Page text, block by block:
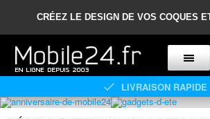
CRÉEZ LE DESIGN DE VOS COQUES
LIVRAISON RAPIDE